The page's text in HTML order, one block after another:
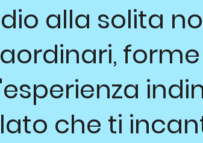
alla solita
che ti